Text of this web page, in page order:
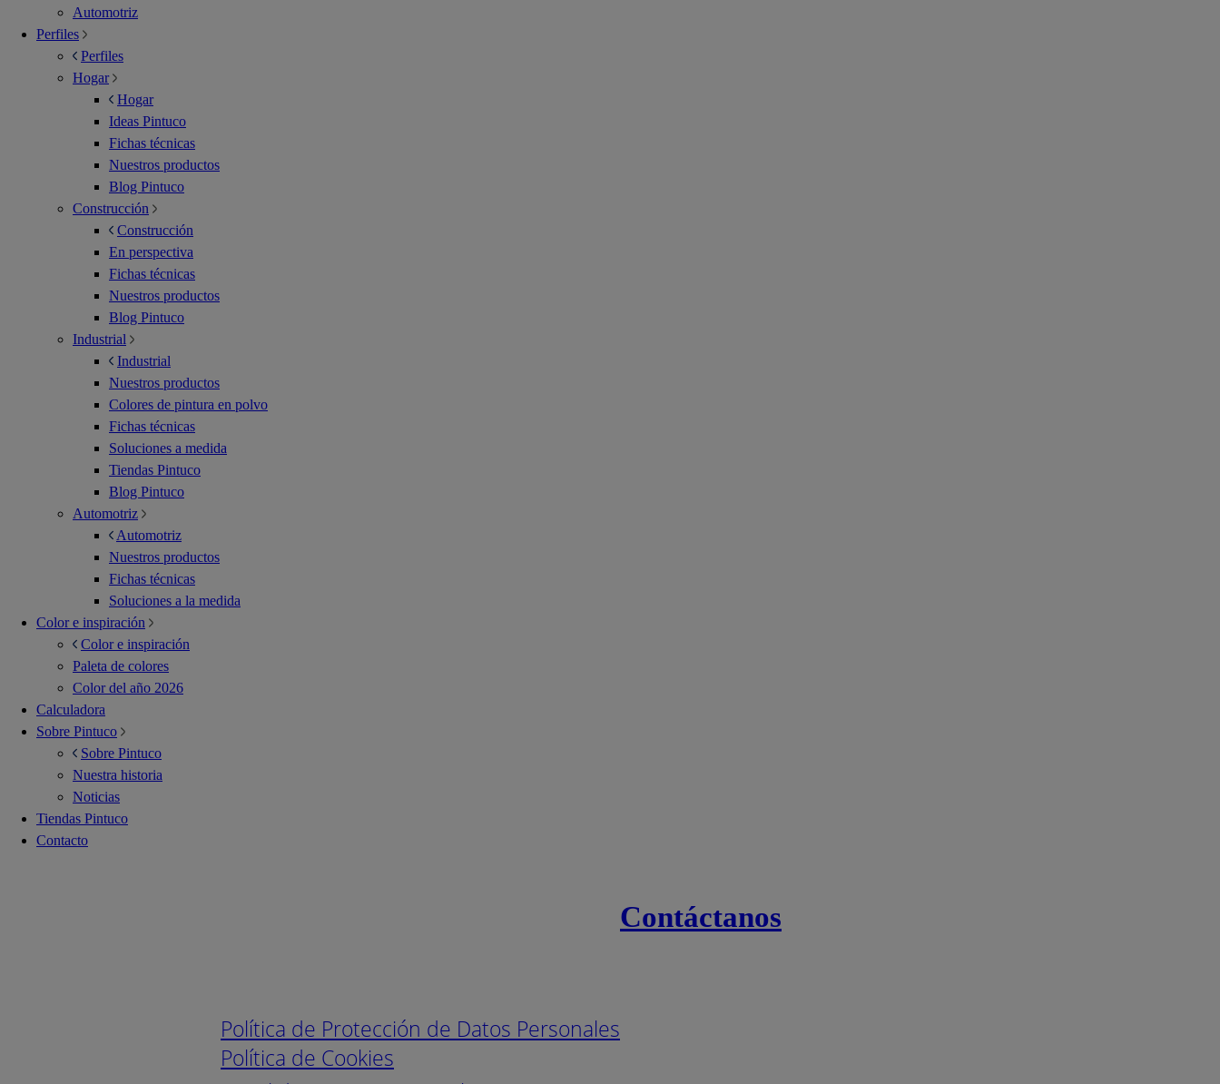
Automotriz
Perfiles
Perfiles
Hogar
Hogar
Ideas Pintuco
Fichas técnicas
Nuestros productos
Blog Pintuco
Construcción
Construcción
En perspectiva
Fichas técnicas
Nuestros productos
Blog Pintuco
Industrial
Industrial
Nuestros productos
Colores de pintura en polvo
Fichas técnicas
Soluciones a medida
Tiendas Pintuco
Blog Pintuco
Automotriz
Automotriz
Nuestros productos
Fichas técnicas
Soluciones a la medida
Color e inspiración
Color e inspiración
Paleta de colores
Color del año 2026
Calculadora
Sobre Pintuco
Sobre Pintuco
Nuestra historia
Noticias
Tiendas Pintuco
Contacto
Política de Protección de Datos Personales
Política de Cookies
Contáctanos